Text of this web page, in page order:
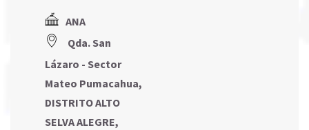
ANA
Qda. San
Lázaro - Sector
Mateo Pumacahua,
DISTRITO ALTO
SELVA ALEGRE,